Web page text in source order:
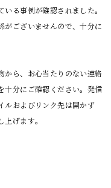
る事例が確認されました。
がございませんので、十分に
から、お心当たりのない連絡
十分にご確認ください。発信
ルおよびリンク先は開かず
げます。